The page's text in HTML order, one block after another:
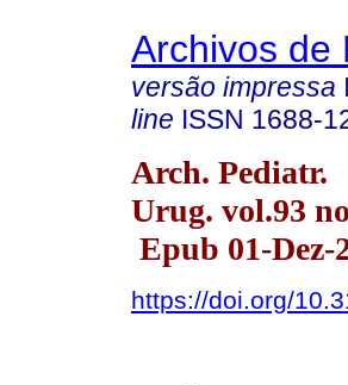
Archivos de
versão impressa
line ISSN 1688-
Arch. Pediatr.
Urug. vol.93
Epub 01-Dez-
https://doi.org/